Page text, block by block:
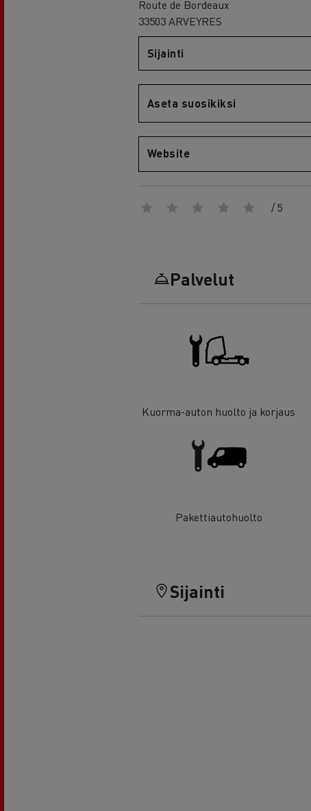
Route de Bordeaux
33503 ARVEYRES
Sijainti
Aseta suosikiksi
Website
/ 5
Palvelut
Kuorma-auton huolto ja korjaus
Pakettiautohuolto
Sijainti